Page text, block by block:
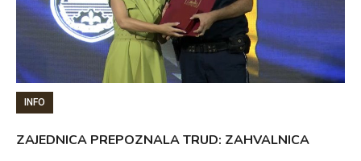
INFO
ZAJEDNICA PREPOZNALA TRUD: ZAHVALNICA